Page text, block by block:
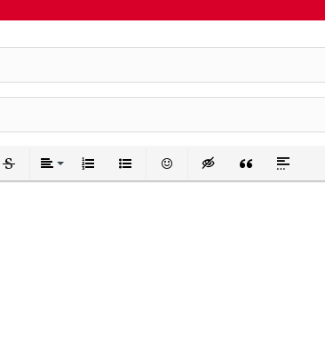
Вирівнювання
Нумерований список
Маркований список
смайлиInsert hidden text
Insert Quote
Insert